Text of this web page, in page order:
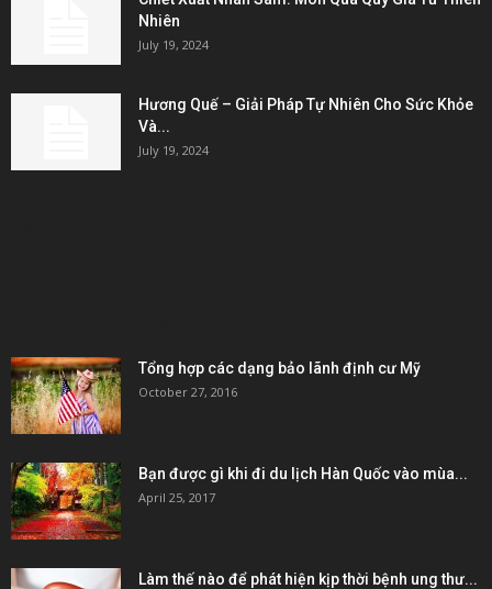
Nhiên
July 19, 2024
Hương Quế – Giải Pháp Tự Nhiên Cho Sức Khỏe
Và...
July 19, 2024
Tổng hợp các dạng bảo lãnh định cư Mỹ
October 27, 2016
Bạn được gì khi đi du lịch Hàn Quốc vào mùa...
April 25, 2017
Làm thế nào để phát hiện kịp thời bệnh ung thư...